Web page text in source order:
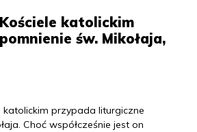
katolickim
św. Mikołaja,
przypada liturgiczne
Choć współcześnie jest on